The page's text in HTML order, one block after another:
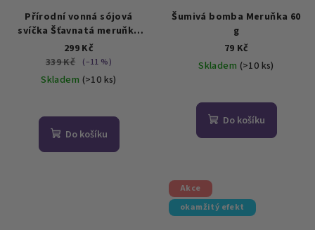
Přírodní vonná sójová
svíčka Šťavnatá meruňka
220 g
299 Kč
339 Kč
(–11 %)
Skladem (>10 ks)
hodnocení
produktu
Do košíku
Šumivá bomba Meruňka 60
g
79 Kč
Skladem (>10 ks)
hodnocení
produktu
Do košíku
Akce
okamžitý efekt